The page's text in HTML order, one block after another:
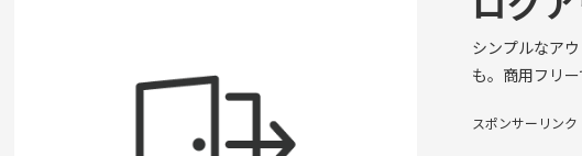
シンプルなア
も。商用フリー
スポンサーリンク